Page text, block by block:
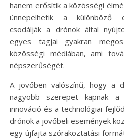
hanem erősítik a közösségi
ünnepelhetik a különböző
csodálják a drónok által
egyes tagjai gyakran
közösségi médiában, ami
népszerűségét.
A jövőben valószínű, hogy a
nagyobb szerepet kapnak a
innováció és a technológiai
drónok a jövőbeli események
egy újfajta szórakoztatási